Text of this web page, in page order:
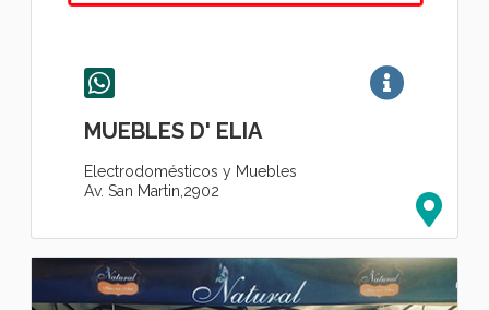
MUEBLES D' ELIA
Electrodomésticos y Muebles
Av. San Martin,2902